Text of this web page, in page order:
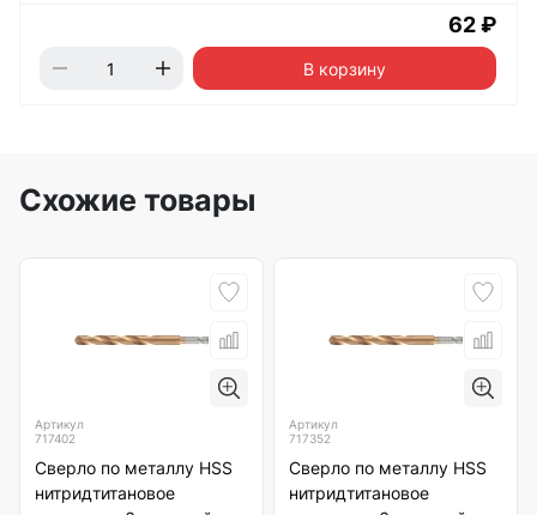
62 ₽
В корзину
Схожие товары
Артикул
717402
Сверло по металлу HSS
нитридтитановое
Артикул
717352
Сверло по металлу HSS
нитридтитановое